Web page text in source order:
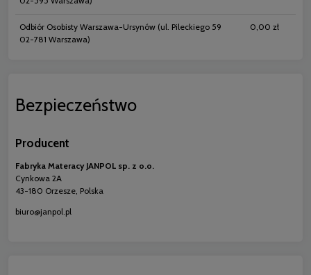
Odbiór Osobisty Warszawa-Ursynów (ul. Pileckiego 59
02-781 Warszawa)
0,00 zł
Bezpieczeństwo
Producent
Fabryka Materacy JANPOL sp. z o.o.
Cynkowa 2A
43-180 Orzesze, Polska
biuro@janpol.pl